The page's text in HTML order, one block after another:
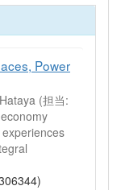
Power
(担当: